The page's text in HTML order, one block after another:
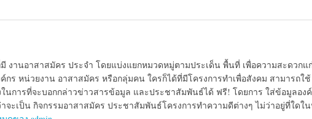
งานอาสาสมัคร ประจำ โดยแบ่งแยกหมวดหมู่ตามประเด็น พื้นที่ เพื่อความสะดวกแ
ร หน่วยงาน อาสาสมัคร หรือกลุ่มคน ใครก็ได้ที่มีโครงการทำเพื่อสังคม สามารถใช้
นการที่จะบอกกล่าวข่าวสารข้อมูล และประชาสัมพันธ์ได้ ฟรี! โดยการ ใส่ข้อมูลอง
จะเป็น กิจกรรมอาสาสมัคร ประชาสัมพันธ์โครงการทำความดีต่างๆ ไม่ว่าอยู่ที่ใดใ